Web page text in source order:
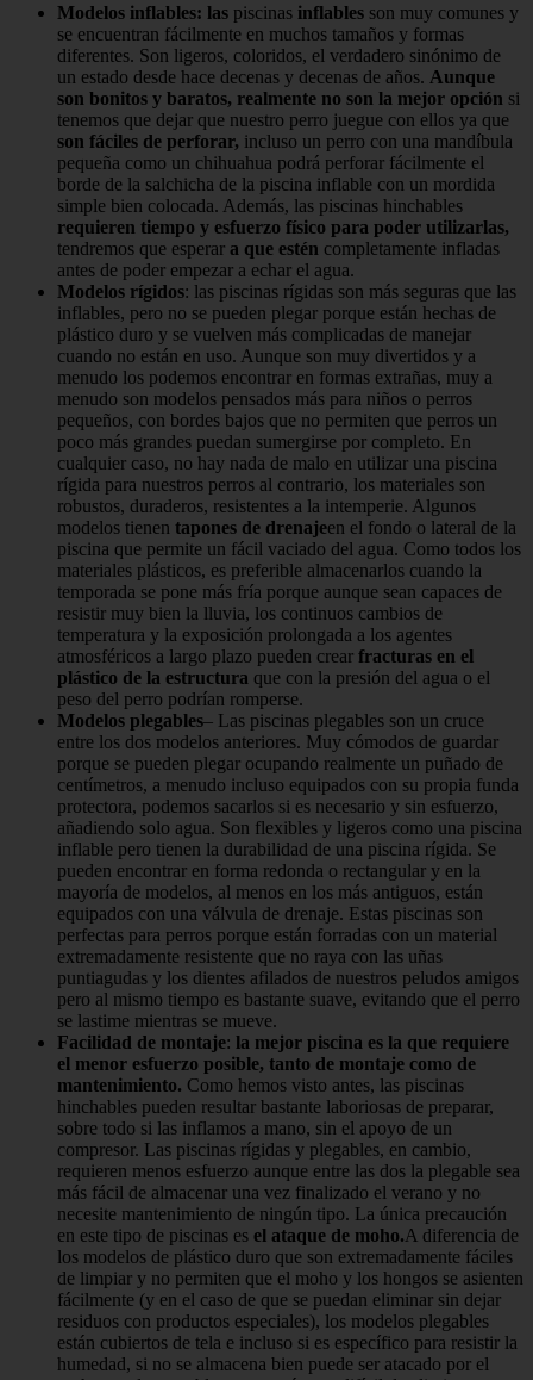
Modelos inflables: las piscinas inflables son muy comunes y
se encuentran fácilmente en muchos tamaños y formas
diferentes. Son ligeros, coloridos, el verdadero sinónimo de
un estado desde hace decenas y decenas de años. Aunque
son bonitos y baratos, realmente no son la mejor opción si
tenemos que dejar que nuestro perro juegue con ellos ya que
son fáciles de perforar, incluso un perro con una mandíbula
pequeña como un chihuahua podrá perforar fácilmente el
borde de la salchicha de la piscina inflable con un mordida
simple bien colocada. Además, las piscinas hinchables
requieren tiempo y esfuerzo físico para poder utilizarlas,
tendremos que esperar a que estén completamente infladas
antes de poder empezar a echar el agua.
Modelos rígidos: las piscinas rígidas son más seguras que las
inflables, pero no se pueden plegar porque están hechas de
plástico duro y se vuelven más complicadas de manejar
cuando no están en uso. Aunque son muy divertidos y a
menudo los podemos encontrar en formas extrañas, muy a
menudo son modelos pensados ​​más para niños o perros
pequeños, con bordes bajos que no permiten que perros un
poco más grandes puedan sumergirse por completo. En
cualquier caso, no hay nada de malo en utilizar una piscina
rígida para nuestros perros al contrario, los materiales son
robustos, duraderos, resistentes a la intemperie. Algunos
modelos tienen tapones de drenajeen el fondo o lateral de la
piscina que permite un fácil vaciado del agua. Como todos los
materiales plásticos, es preferible almacenarlos cuando la
temporada se pone más fría porque aunque sean capaces de
resistir muy bien la lluvia, los continuos cambios de
temperatura y la exposición prolongada a los agentes
atmosféricos a largo plazo pueden crear fracturas en el
plástico de la estructura que con la presión del agua o el
peso del perro podrían romperse.
Modelos plegables– Las piscinas plegables son un cruce
entre los dos modelos anteriores. Muy cómodos de guardar
porque se pueden plegar ocupando realmente un puñado de
centímetros, a menudo incluso equipados con su propia funda
protectora, podemos sacarlos si es necesario y sin esfuerzo,
añadiendo solo agua. Son flexibles y ligeros como una piscina
inflable pero tienen la durabilidad de una piscina rígida. Se
pueden encontrar en forma redonda o rectangular y en la
mayoría de modelos, al menos en los más antiguos, están
equipados con una válvula de drenaje. Estas piscinas son
perfectas para perros porque están forradas con un material
extremadamente resistente que no raya con las uñas
puntiagudas y los dientes afilados de nuestros peludos amigos
pero al mismo tiempo es bastante suave, evitando que el perro
se lastime mientras se mueve.
Facilidad de montaje: la mejor piscina es la que requiere
el menor esfuerzo posible, tanto de montaje como de
mantenimiento. Como hemos visto antes, las piscinas
hinchables pueden resultar bastante laboriosas de preparar,
sobre todo si las inflamos a mano, sin el apoyo de un
compresor. Las piscinas rígidas y plegables, en cambio,
requieren menos esfuerzo aunque entre las dos la plegable sea
más fácil de almacenar una vez finalizado el verano y no
necesite mantenimiento de ningún tipo. La única precaución
en este tipo de piscinas es el ataque de moho.A diferencia de
los modelos de plástico duro que son extremadamente fáciles
de limpiar y no permiten que el moho y los hongos se asienten
fácilmente (y en el caso de que se puedan eliminar sin dejar
residuos con productos especiales), los modelos plegables
están cubiertos de tela e incluso si es específico para resistir la
humedad, si no se almacena bien puede ser atacado por el